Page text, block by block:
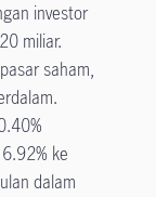
investor
miliar.
saham,
ke
dalam